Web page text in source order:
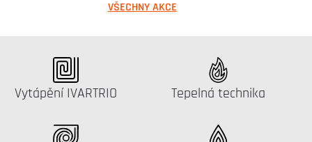
VŠECHNY AKCE
Katalog:
Vytápění IVARTRIO Katalog:
Tepelná technika